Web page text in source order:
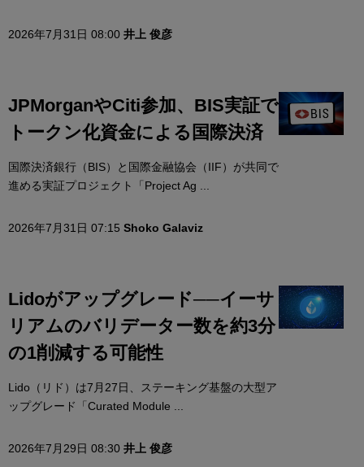
2026年7月31日 08:00 井上 俊彦
JPMorganやCiti参加、BIS実証で
トークン化資金による国際決済
国際決済銀行（BIS）と国際金融協会（IIF）が共同で
進める実証プロジェクト「Project Ag ...
2026年7月31日 07:15 Shoko Galaviz
Lidoがアップグレード──イーサ
リアムのバリデーター数を約3分
の1削減する可能性
Lido（リド）は7月27日、ステーキング基盤の大型ア
ップグレード「Curated Module ...
2026年7月29日 08:30 井上 俊彦